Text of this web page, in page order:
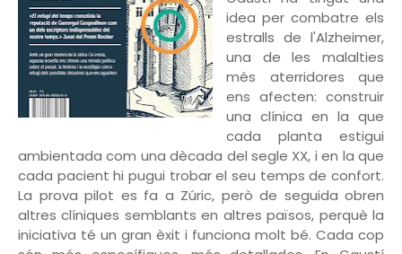
idea per combatre els
estralls de l'Alzheimer,
una de les malalties
més aterridores que
ens afecten: construir
una clínica en la que
cada planta estigui
ambientada com una dècada del segle XX, i en la que
cada pacient hi pugui trobar el seu temps de confort.
La prova pilot es fa a Zúric, però de seguida obren
altres clíniques semblants en altres països, perquè la
iniciativa té un gran èxit i funciona molt bé. Cada cop